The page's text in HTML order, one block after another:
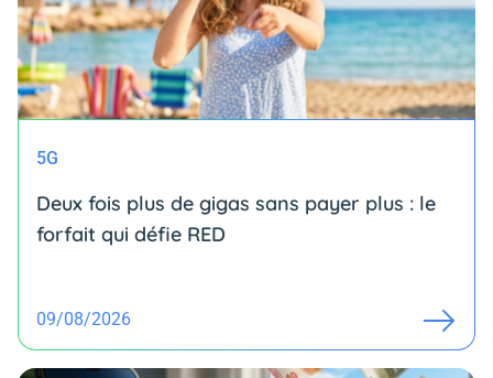
5G
Deux fois plus de gigas sans payer plus : le
forfait qui défie RED
09/08/2026